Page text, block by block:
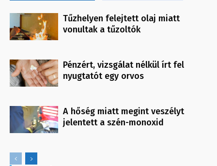
Tűzhelyen felejtett olaj miatt
vonultak a tűzoltók
Pénzért, vizsgálat nélkül írt fel
nyugtatót egy orvos
A hőség miatt megint veszélyt
jelentett a szén-monoxid